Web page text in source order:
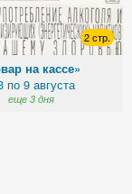
2 стр.
на кассе»
по 9 августа
еще 3 дня